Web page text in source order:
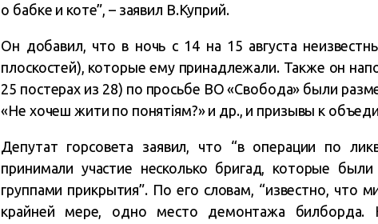
о бабке и коте”, – заявил В.Куприй.
Он добавил, что в ночь с 14 на 15 августа
плоскостей), которые ему принадлежали. Также он
25 постерах из 28) по просьбе ВО «Свобода» были
«Не хочеш жити по понятіям?» и др., и призывы к
Депутат горсовета заявил, что “в операции по
принимали участие несколько бригад, которые
группами прикрытия”. По его словам, “известно, что
крайней мере, одно место демонтажа билборда.